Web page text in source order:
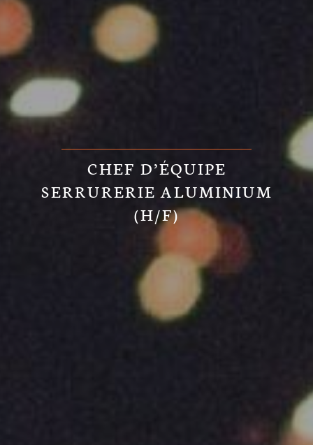
CHEF D’ÉQUIPE
SERRURERIE ALUMINIUM
(H/F)